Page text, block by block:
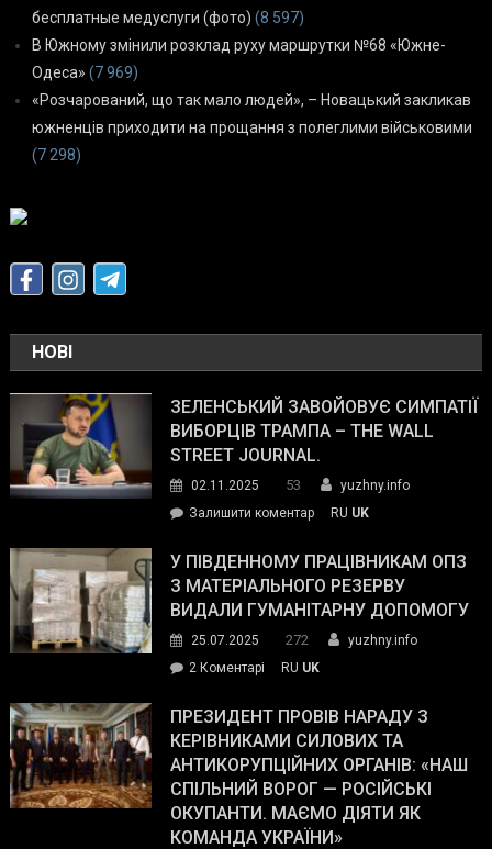
бесплатные медуслуги (фото) (8 597)
В Южному змінили розклад руху маршрутки №68 «Южне-
Одеса» (7 969)
«Розчарований, що так мало людей», – Новацький закликав
южненців приходити на прощання з полеглими військовими
(7 298)
НОВІ
ЗЕЛЕНСЬКИЙ ЗАВОЙОВУЄ СИМПАТІЇ
ВИБОРЦІВ ТРАМПА – THE WALL
STREET JOURNAL.
02.11.2025 53
yuzhny.info
Залишити коментарon
завойовує
симпатії
виборців
The
Street
Journal.
RU UK
У ПІВДЕННОМУ ПРАЦІВНИКАМ ОПЗ
З МАТЕРІАЛЬНОГО РЕЗЕРВУ
ВИДАЛИ ГУМАНІТАРНУ ДОПОМОГУ
25.07.2025 272
yuzhny.info
2 Коментарі
Південному
працівникам
ОПЗ
з
матеріального
резерву
RU UK
ПРЕЗИДЕНТ ПРОВІВ НАРАДУ З
КЕРІВНИКАМИ СИЛОВИХ ТА
АНТИКОРУПЦІЙНИХ ОРГАНІВ: «НАШ
СПІЛЬНИЙ ВОРОГ — РОСІЙСЬКІ
ОКУПАНТИ. МАЄМО ДІЯТИ ЯК
КОМАНДА УКРАЇНИ»